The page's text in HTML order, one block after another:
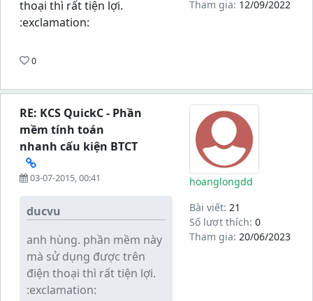
thoại thì rất tiện lợi.
:exclamation:
0
Tham gia: 12/09/2022
RE: KCS QuickC - Phần
mềm tính toán
nhanh cấu kiện BTCT
03-07-2015, 00:41
ducvu
anh hùng. phần mềm này
mà sử dụng được trên
điện thoại thì rất tiện lợi.
:exclamation:
hoanglongdd
Bài viết: 21
Số lượt thích: 0
Tham gia: 20/06/2023